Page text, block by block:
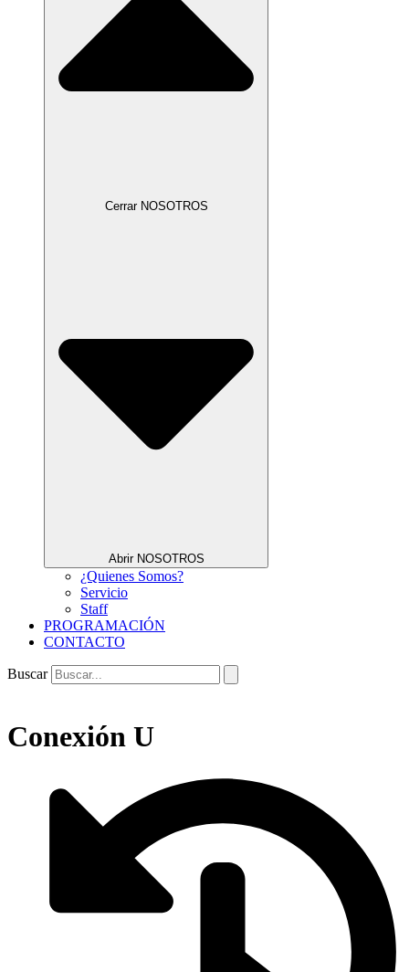
Cerrar NOSOTROS
Abrir NOSOTROS
¿Quienes Somos?
Servicio
Staff
PROGRAMACIÓN
CONTACTO
Buscar
Conexión U